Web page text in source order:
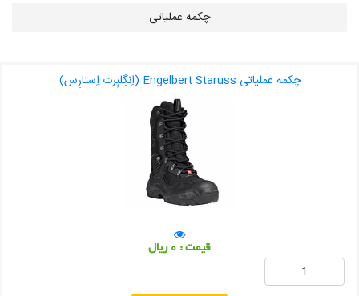
چکمه عملیاتی
چکمه عملیاتی Engelbert Staruss (اِنگِلبِرت اِستارِس)
قیمت : 0 ریال